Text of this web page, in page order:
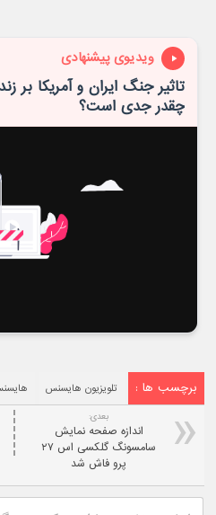
ویدیوی پیشنهادی
تاثیر جنگ ایران و آمریکا بر
چقدر جدی است؟
برچسب ها : تلویزیون هایسنس
بعدی:
اندازه صفحه نمایش
سامسونگ گلکسی اس ۲۷
پرو فاش شد